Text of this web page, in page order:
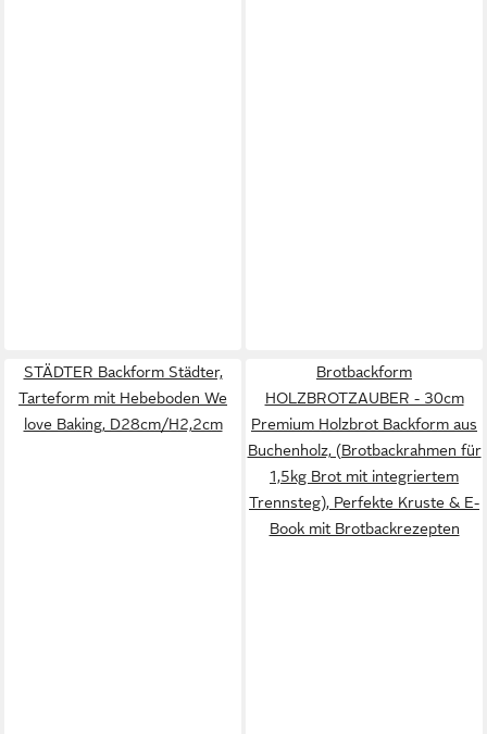
STÄDTER Backform Städter,
Tarteform mit Hebeboden We
love Baking, D28cm/H2,2cm
Brotbackform
HOLZBROTZAUBER - 30cm
Premium Holzbrot Backform aus
Buchenholz, (Brotbackrahmen für
1,5kg Brot mit integriertem
Trennsteg), Perfekte Kruste & E-
Book mit Brotbackrezepten